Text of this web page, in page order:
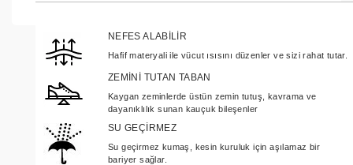
NEFES ALABİLİR
Hafif materyali ile vücut ısısını düzenler ve sizi rahat tutar.
ZEMİNİ TUTAN TABAN
Kaygan zeminlerde üstün zemin tutuş, kavrama ve
dayanıklılık sunan kauçuk bileşenler
SU GEÇİRMEZ
Su geçirmez kumaş, kesin kuruluk için aşılamaz bir
bariyer sağlar.